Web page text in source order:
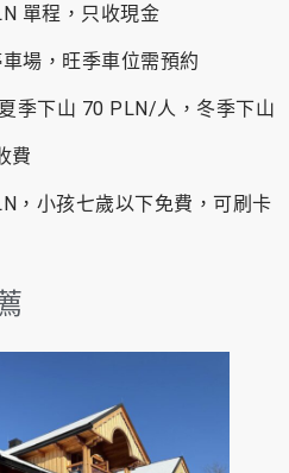
單程，只收現金
場，旺季車位需預約
季下山 70 PLN/人，冬季下山
費
，小孩七歲以下免費，可刷卡